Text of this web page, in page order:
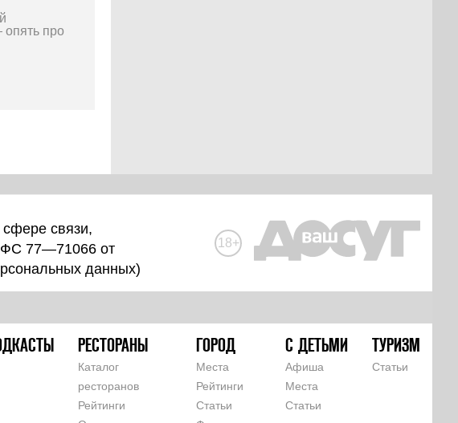
про
связи,
ФС 77—71066 от
данных)
18+
РЕСТОРАНЫ
Каталог
ресторанов
Рейтинги
ГОРОД
Места
Рейтинги
Статьи
С ДЕТЬМИ
Афиша
Места
Статьи
ТУРИЗМ
Статьи